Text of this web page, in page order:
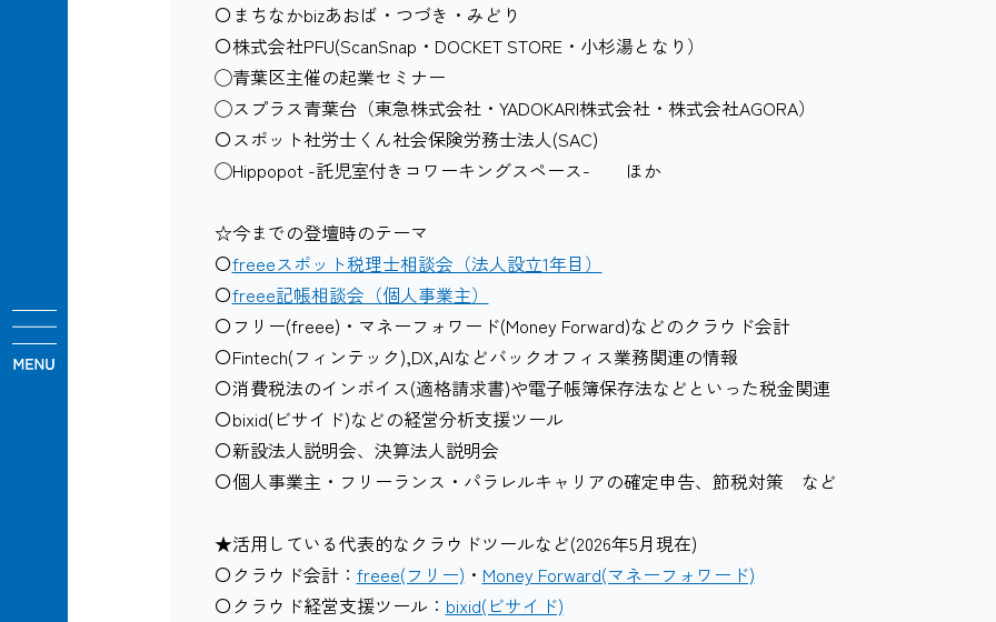
〇まちなかbizあおば・つづき・みどり
〇株式会社PFU(ScanSnap・DOCKET STORE・小杉湯となり）
◯青葉区主催の起業セミナー
◯スプラス青葉台（東急株式会社・YADOKARI株式会社・株式会社AGORA）
〇スポット社労士くん社会保険労務士法人(SAC)
◯Hippopot -託児室付きコワーキングスペース- ほか
☆今までの登壇時のテーマ
〇freeeスポット税理士相談会（法人設立1年目）
〇freee記帳相談会（個人事業主）
〇フリー(freee)・マネーフォワード(Money Forward)などのクラウド会計
〇Fintech(フィンテック),DX,AIなどバックオフィス業務関連の情報
〇消費税法のインボイス(適格請求書)や電子帳簿保存法などといった税金関連
〇bixid(ビサイド)などの経営分析支援ツール
〇新設法人説明会、決算法人説明会
〇個人事業主・フリーランス・パラレルキャリアの確定申告、節税対策 など
★活用している代表的なクラウドツールなど(2026年5月現在)
〇クラウド会計： freee(フリー) ・ Money Forward(マネーフォワード)
〇クラウド経営支援ツール： bixid(ビサイド)